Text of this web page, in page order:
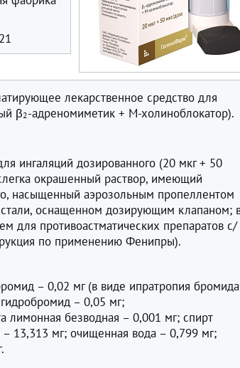
лекарственное средство для
β2-адреномиметик + М-холиноблокатор).
ингаляций дозированного (20 мкг + 50
окрашенный раствор, имеющий
насыщенный аэрозольным пропеллентом
оснащенном дозирующим клапаном;
для противоастматических препаратов с/
по применению Фенипры).
– 0,02 мг (в виде ипратропия бромида
– 0,05 мг;
лимонная безводная – 0,001 мг; спирт
13,313 мг; очищенная вода – 0,799 мг;